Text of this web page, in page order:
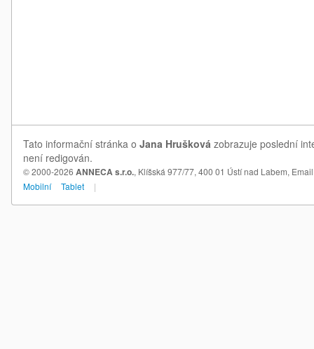
Tato informační stránka o Jana Hrušková zobrazuje poslední
není redigován.
© 2000-2026 ANNECA s.r.o., Klíšská 977/77, 400 01 Ústí nad Labem,
Mobilní
Tablet |